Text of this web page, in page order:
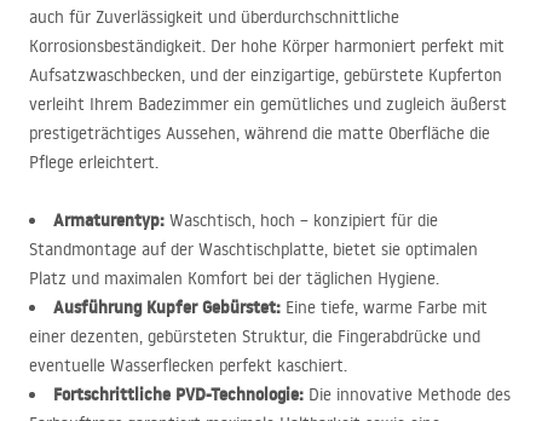
auch für Zuverlässigkeit und überdurchschnittliche
Korrosionsbeständigkeit. Der hohe Körper harmoniert perfekt mit
Aufsatzwaschbecken, und der einzigartige, gebürstete Kupferton
verleiht Ihrem Badezimmer ein gemütliches und zugleich äußerst
prestigeträchtiges Aussehen, während die matte Oberfläche die
Pflege erleichtert.
Armaturentyp: Waschtisch, hoch – konzipiert für die
Standmontage auf der Waschtischplatte, bietet sie optimalen
Platz und maximalen Komfort bei der täglichen Hygiene.
Ausführung Kupfer Gebürstet: Eine tiefe, warme Farbe mit
einer dezenten, gebürsteten Struktur, die Fingerabdrücke und
eventuelle Wasserflecken perfekt kaschiert.
Fortschrittliche PVD-Technologie: Die innovative Methode des